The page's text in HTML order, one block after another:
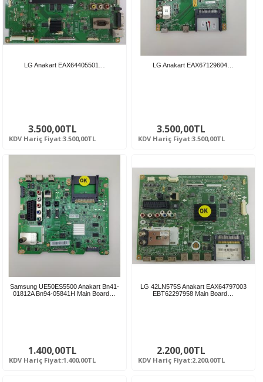
LG Anakart EAX64405501…
3.500,00TL
KDV Hariç Fiyat:3.500,00TL
LG Anakart EAX67129604…
3.500,00TL
KDV Hariç Fiyat:3.500,00TL
Samsung UE50ES5500 Anakart Bn41-
01812A Bn94-05841H Main Board…
1.400,00TL
KDV Hariç Fiyat:1.400,00TL
LG 42LN575S Anakart EAX64797003
EBT62297958 Main Board…
2.200,00TL
KDV Hariç Fiyat:2.200,00TL